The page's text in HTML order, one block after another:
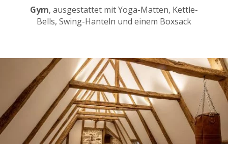
Gym, ausgestattet mit Yoga-Matten, Kettle-
Bells, Swing-Hanteln und einem Boxsack